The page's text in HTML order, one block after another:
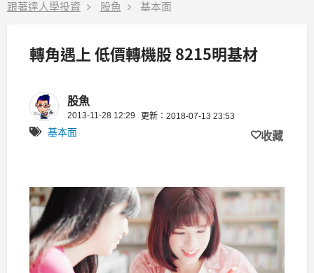
跟著達人學投資 股魚 基本面
轉角遇上 低價轉機股 8215明基材
股魚
2013-11-28 12:29 更新：2018-07-13 23:53
基本面 收藏